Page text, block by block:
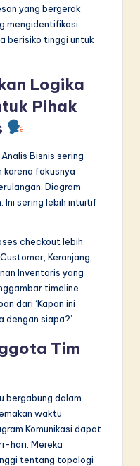
yang bergerak
mengidentifikasi
berisiko tinggi untuk
Logika
Pihak
Bisnis sering
karena fokusnya
Diagram
Ini sering lebih intuitif
checkout lebih
Keranjang,
Inventaris yang
timeline
dari ‘Kapan ini
dengan siapa?’
Tim
bergabung dalam
waktu
Komunikasi dapat
hari. Mereka
tentang topologi